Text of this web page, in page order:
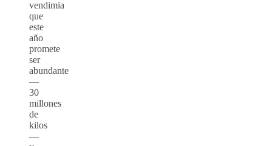
vendimia
que
este
año
promete
ser
abundante
—
30
millones
de
kilos
—